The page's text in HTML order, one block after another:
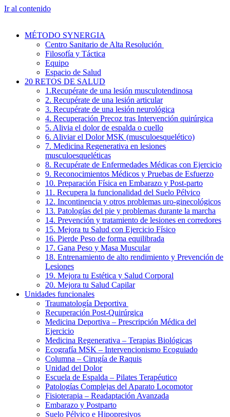
Ir al contenido
MÉTODO SYNERGIA
Centro Sanitario de Alta Resolución
Filosofía y Táctica
Equipo
Espacio de Salud
20 RETOS DE SALUD
1.Recupérate de una lesión musculotendinosa
2. Recupérate de una lesión articular
3. Recupérate de una lesión neurológica
4. Recuperación Precoz tras Intervención quirúrgica
5. Alivia el dolor de espalda o cuello
6. Aliviar el Dolor MSK (musculoesquelético)
7. Medicina Regenerativa en lesiones
musculoesqueléticas
8. Recupérate de Enfermedades Médicas con Ejercicio
9. Reconocimientos Médicos y Pruebas de Esfuerzo
10. Preparación Física en Embarazo y Post-parto
11. Recupera la funcionalidad del Suelo Pélvico
12. Incontinencia y otros problemas uro-ginecológicos
13. Patologías del pie y problemas durante la marcha
14. Prevención y tratamiento de lesiones en corredores
15. Mejora tu Salud con Ejercicio Físico
16. Pierde Peso de forma equilibrada
17. Gana Peso y Masa Muscular
18. Entrenamiento de alto rendimiento y Prevención de
Lesiones
19. Mejora tu Estética y Salud Corporal
20. Mejora tu Salud Capilar
Unidades funcionales
Traumatología Deportiva
Recuperación Post-Quirúrgica
Medicina Deportiva – Prescripción Médica del
Ejercicio
Medicina Regenerativa – Terapias Biológicas
Ecografía MSK – Intervencionismo Ecoguiado
Columna – Cirugía de Raquis
Unidad del Dolor
Escuela de Espalda – Pilates Terapéutico
Patologías Complejas del Aparato Locomotor
Fisioterapia – Readaptación Avanzada
Embarazo y Postparto
Suelo Pélvico e Hipopresivos